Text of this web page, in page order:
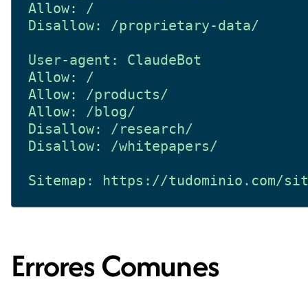
Allow: /
Disallow: /proprietary-data/
User-agent: ClaudeBot
Allow: /
Allow: /products/
Allow: /blog/
Disallow: /research/
Disallow: /whitepapers/
Errores Comunes